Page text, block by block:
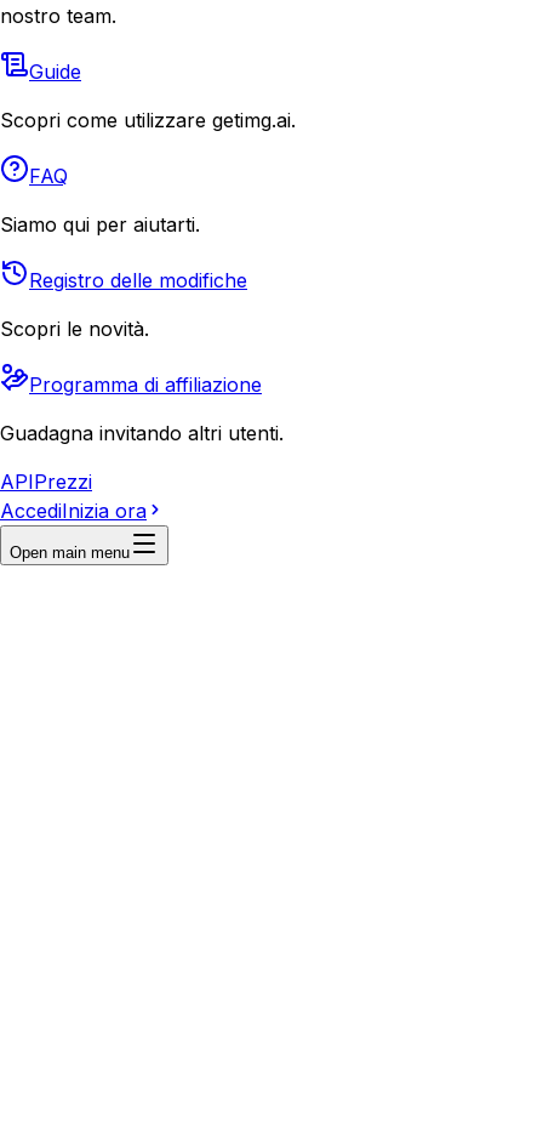
nostro team.
Guide
Scopri come utilizzare getimg.ai.
FAQ
Siamo qui per aiutarti.
Registro delle modifiche
Scopri le novità.
Programma di affiliazione
Guadagna invitando altri utenti.
APIPrezzi
AccediInizia ora
Open main menu